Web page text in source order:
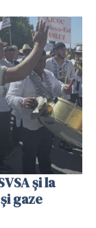
și la
gaze